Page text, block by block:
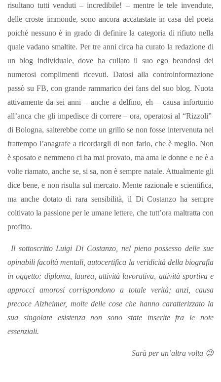
risultano tutti venduti – incredibile! – mentre le tele invendute,
delle croste immonde, sono ancora accatastate in casa del poeta
poiché nessuno è in grado di definire la categoria di rifiuto nella
quale vadano smaltite. Per tre anni circa ha curato la redazione di
un blog individuale, dove ha cullato il suo ego beandosi dei
numerosi complimenti ricevuti. Datosi alla controinformazione
passò su FB, con grande rammarico dei fans del suo blog. Nuota
attivamente da sei anni – anche a delfino, eh – causa infortunio
all’anca che gli impedisce di correre – ora, operatosi al “Rizzoli”
di Bologna, salterebbe come un grillo se non fosse intervenuta nel
frattempo l’anagrafe a ricordargli di non farlo, che è meglio. Non
è sposato e nemmeno ci ha mai provato, ma ama le donne e ne è a
volte riamato, anche se, si sa, non è sempre natale. Attualmente gli
dice bene, e non risulta sul mercato.Mente razionale e scientifica,
ma anche dotato di rara sensibilità, il Di Costanzo ha sempre
coltivato la passione per le umane lettere, che tutt’ora maltratta con
profitto.
Il sottoscritto Luigi Di Costanzo, nel pieno possesso delle sue
opinabili facoltà mentali, autocertifica la veridicità della biografia
in oggetto: diploma, laurea, attività lavorativa, attività sportiva e
approcci amorosi corrispondono a totale verità; anzi, causa
precoce Alzheimer, molte delle cose che hanno caratterizzato la
sua singolare esistenza non sono state inserite fra le note
essenziali.
Sarà per un’altra volta 😉